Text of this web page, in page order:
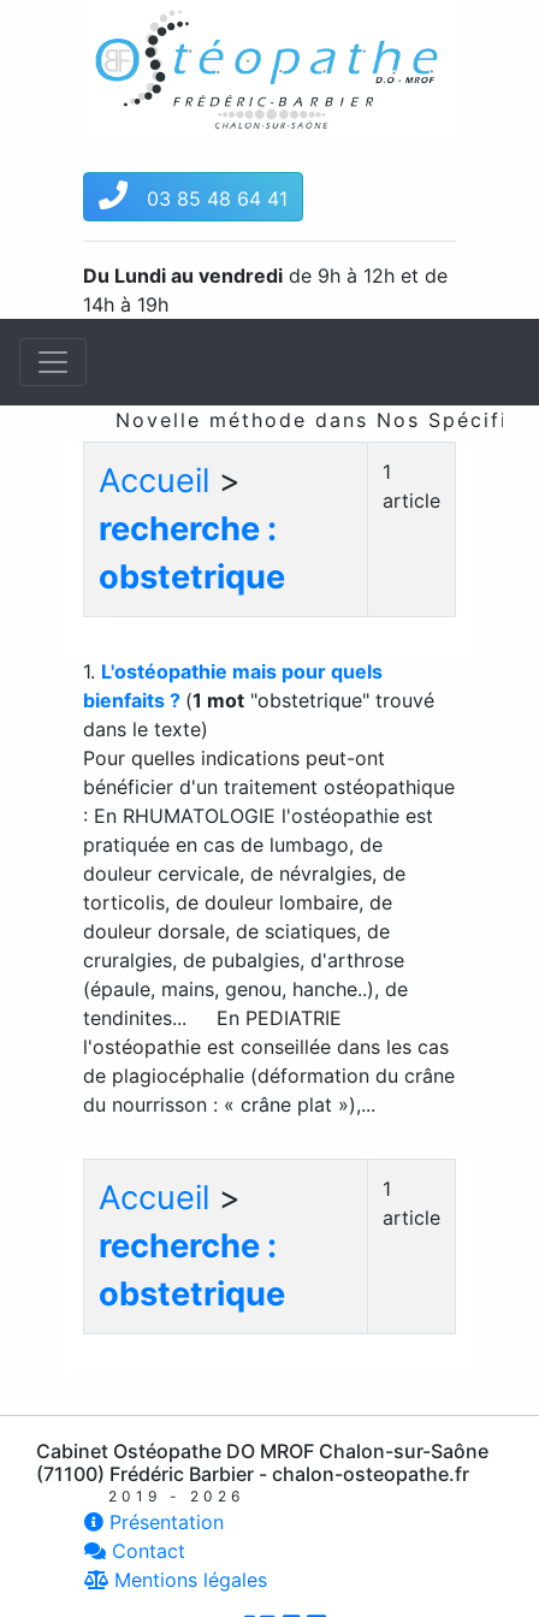
03 85 48 64 41
Du Lundi au vendredi de 9h à 12h et de
14h à 19h
Novelle méthode dans Nos
Accueil >
recherche :
obstetrique
1
article
1. L'ostéopathie mais pour quels
bienfaits ? (1 mot "obstetrique" trouvé
dans le texte)
Pour quelles indications peut-ont
bénéficier d'un traitement ostéopathique
: En RHUMATOLOGIE l'ostéopathie est
pratiquée en cas de lumbago, de
douleur cervicale, de névralgies, de
torticolis, de douleur lombaire, de
douleur dorsale, de sciatiques, de
cruralgies, de pubalgies, d'arthrose
(épaule, mains, genou, hanche..), de
tendinites... En PEDIATRIE
l'ostéopathie est conseillée dans les cas
de plagiocéphalie (déformation du crâne
du nourrisson : « crâne plat »),...
Accueil >
recherche :
obstetrique
1
article
Cabinet Ostéopathe DO MROF Chalon-sur-Saône
(71100) Frédéric Barbier - chalon-osteopathe.fr
2019 - 2026
Présentation
Contact
Mentions légales